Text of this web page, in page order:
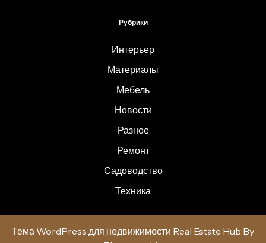
Рубрики
Интерьер
Материалы
Мебель
Новости
Разное
Ремонт
Садоводство
Техника
Тема WordPress для недвижимости Real Estate Hub By